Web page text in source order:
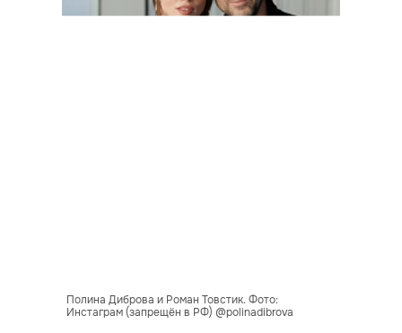
Полина Диброва и Роман Товстик. Фото:
Инстаграм (запрещён в РФ) @polinadibrova